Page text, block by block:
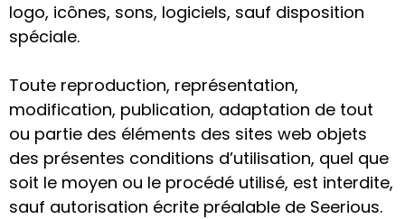
logo, icônes, sons, logiciels, sauf disposition
spéciale.
Toute reproduction, représentation,
modification, publication, adaptation de tout
ou partie des éléments des sites web objets
des présentes conditions d’utilisation, quel que
soit le moyen ou le procédé utilisé, est interdite,
sauf autorisation écrite préalable de Seerious.